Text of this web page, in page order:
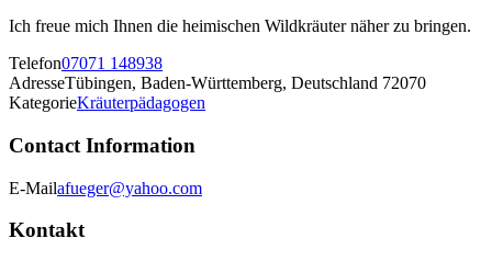
Ich freue mich Ihnen die heimischen Wildkräuter näher zu bringen.
Telefon07071 148938
AdresseTübingen, Baden-Württemberg, Deutschland 72070
KategorieKräuterpädagogen
Contact Information
E-Mailafueger@yahoo.com
Kontakt